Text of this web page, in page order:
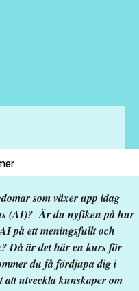
som växer upp idag
(AI)? Är du nyfiken på hur
på ett meningsfullt och
Då är det här en kurs för
du få fördjupa dig i
utveckla kunskaper om